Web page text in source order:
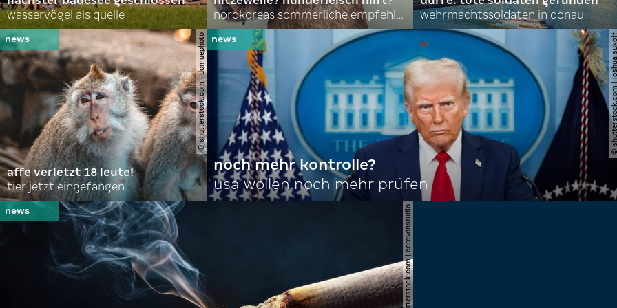
wasservögel als quelle
nordkoreas sommerliche empfehlungen
wehrmachtssoldaten in donau
© shutterstock.com | domuephoto
affe verletzt 18 leute!
tier jetzt eingefangen
©
noch mehr kontrolle?
usa wollen noch mehr prüfen
© shutterstock.com | cerevonstudio